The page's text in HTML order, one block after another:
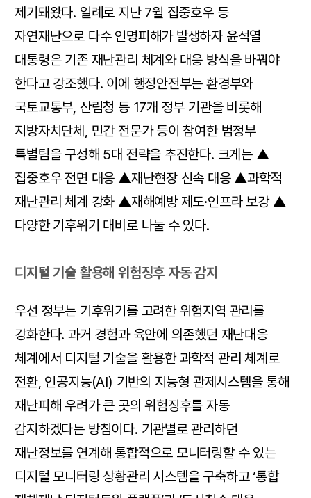
제기돼왔다. 일례로 지난 7월 집중호우 등
자연재난으로 다수 인명피해가 발생하자 윤석열
대통령은 기존 재난관리 체계와 대응 방식을 바꿔야
한다고 강조했다. 이에 행정안전부는 환경부와
국토교통부, 산림청 등 17개 정부 기관을 비롯해
지방자치단체, 민간 전문가 등이 참여한 범정부
특별팀을 구성해 5대 전략을 추진한다. 크게는 ▲
집중호우 전면 대응 ▲재난현장 신속 대응 ▲과학적
재난관리 체계 강화 ▲재해예방 제도·인프라 보강 ▲
다양한 기후위기 대비로 나눌 수 있다.
디지털 기술 활용해 위험징후 자동 감지
우선 정부는 기후위기를 고려한 위험지역 관리를
강화한다. 과거 경험과 육안에 의존했던 재난대응
체계에서 디지털 기술을 활용한 과학적 관리 체계로
전환, 인공지능(AI) 기반의 지능형 관제시스템을 통해
재난피해 우려가 큰 곳의 위험징후를 자동
감지하겠다는 방침이다. 기관별로 관리하던
재난정보를 연계해 통합적으로 모니터링할 수 있는
디지털 모니터링 상황관리 시스템을 구축하고 ‘통합